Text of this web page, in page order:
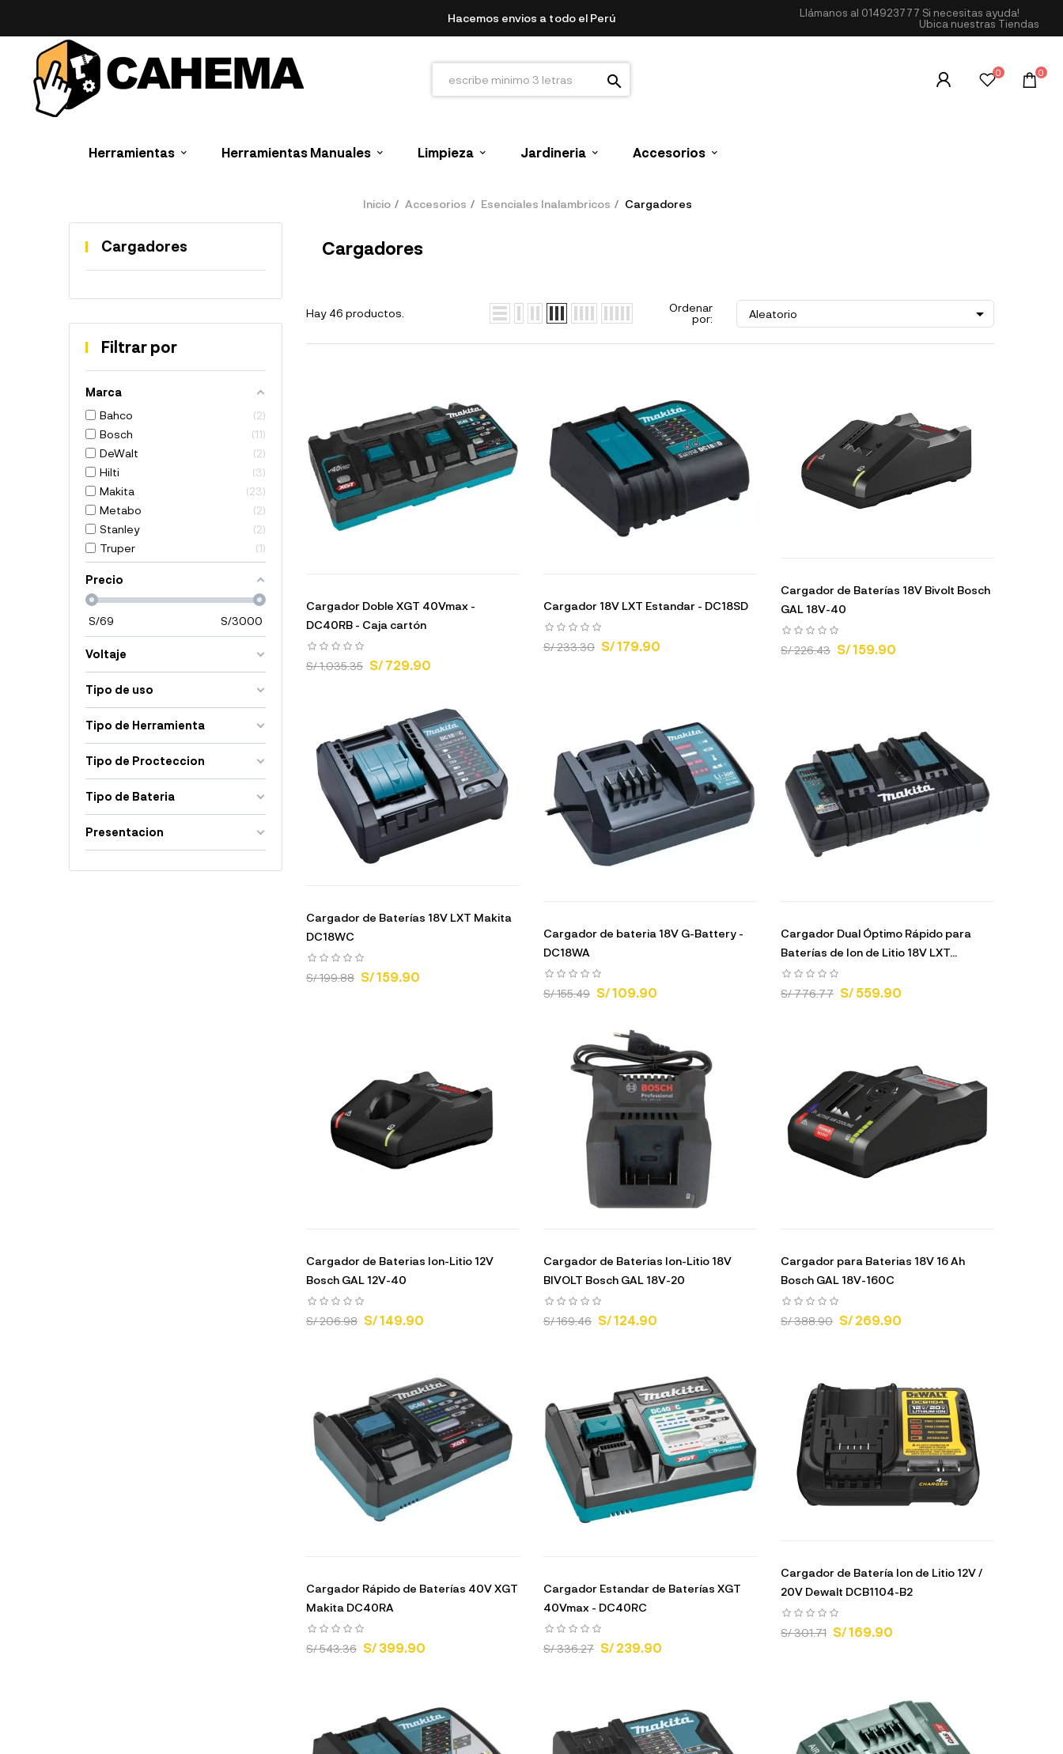
Hacemos envios a todo el Perú Llámanos al 014923777 Si necesitas ayuda!
Ubica nuestras Tiendas
search 0 0
Herramientas Herramientas Manuales Limpieza Jardineria Accesorios
Inicio Accesorios Esenciales Inalambricos Cargadores
Cargadores
Filtrar por
Marca
Bahco
2
Bosch
11
DeWalt
2
Hilti
3
Makita
23
Metabo
2
Stanley
2
Truper
1
Precio
S/69 S/3000
Voltaje
Tipo de uso
Tipo de Herramienta
Tipo de Procteccion
Tipo de Bateria
Presentacion
Cargadores
Hay 46 productos.
Ordenar
por:
Aleatorio 
Cargador Doble XGT 40Vmax -
DC40RB - Caja cartón
S/ 1,035.35 S/ 729.90
Cargador 18V LXT Estandar - DC18SD
S/ 233.30 S/ 179.90
Cargador de Baterías 18V Bivolt Bosch
GAL 18V-40
S/ 226.43 S/ 159.90
Cargador de Baterías 18V LXT Makita
DC18WC
S/ 199.88 S/ 159.90
Cargador de bateria 18V G-Battery -
DC18WA
S/ 155.49 S/ 109.90
Cargador Dual Óptimo Rápido para
Baterías de Ion de Litio 18V LXT...
S/ 776.77 S/ 559.90
Cargador de Baterias Ion-Litio 12V
Bosch GAL 12V-40
S/ 206.98 S/ 149.90
Cargador de Baterias Ion-Litio 18V
BIVOLT Bosch GAL 18V-20
S/ 169.46 S/ 124.90
Cargador para Baterias 18V 16 Ah
Bosch GAL 18V-160C
S/ 388.90 S/ 269.90
Cargador Rápido de Baterías 40V XGT
Makita DC40RA
S/ 543.36 S/ 399.90
Cargador Estandar de Baterías XGT
40Vmax - DC40RC
S/ 336.27 S/ 239.90
Cargador de Batería Ion de Litio 12V /
20V Dewalt DCB1104-B2
S/ 301.71 S/ 169.90